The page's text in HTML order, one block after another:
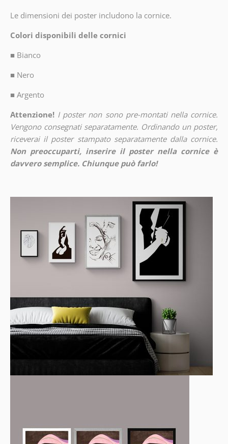
Le dimensioni dei poster includono la cornice.
Colori disponibili delle cornici
■ Bianco
■ Nero
■ Argento
Attenzione! I poster non sono pre-montati nella cornice.
Vengono consegnati separatamente. Ordinando un poster,
riceverai il poster stampato separatamente dalla cornice.
Non preoccuparti, inserire il poster nella cornice è
davvero semplice. Chiunque può farlo!